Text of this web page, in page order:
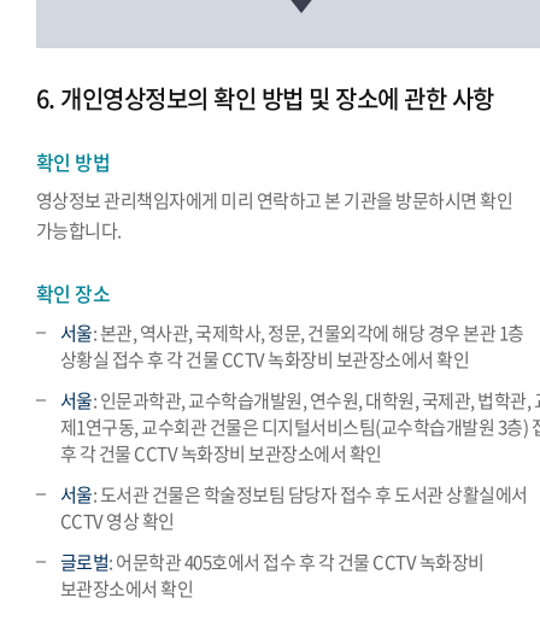
6. 개인영상정보의 확인 방법 및 장소에 관한 사항
확인 방법
영상정보 관리책임자에게 미리 연락하고 본 기관을 방문하시면 확인
가능합니다.
확인 장소
서울: 본관, 역사관, 국제학사, 정문, 건물외각에 해당 경우 본관 1층
상황실 접수 후 각 건물 CCTV 녹화장비 보관장소에서 확인
서울: 인문과학관, 교수학습개발원, 연수원, 대학원, 국제관, 법학관,
제1연구동, 교수회관 건물은 디지털서비스팀(교수학습개발원 3층)
후 각 건물 CCTV 녹화장비 보관장소에서 확인
서울: 도서관 건물은 학술정보팀 담당자 접수 후 도서관 상활실에서
CCTV 영상 확인
글로벌: 어문학관 405호에서 접수 후 각 건물 CCTV 녹화장비
보관장소에서 확인